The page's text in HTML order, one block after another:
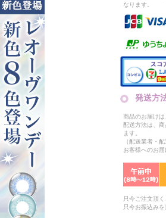
なります。
発送方
商品のお届けは
配送方法は、
ます。
（配送業者・
お客様へのお
只今ご注文頂く
只今お振込みを